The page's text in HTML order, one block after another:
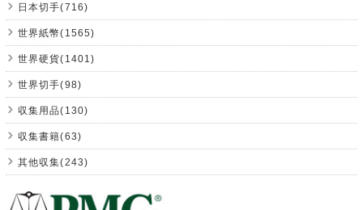
日本切手(716)
世界紙幣(1565)
世界硬貨(1401)
世界切手(98)
収集用品(130)
収集書籍(63)
其他収集(243)